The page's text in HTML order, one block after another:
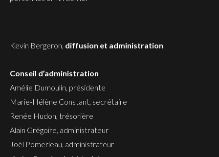
Kevin Bergeron, diffusion et administration
Conseil d’administration
Amélie Dumoulin, présidente
Marie-Hélène Constant, secrétaire
Renée Hudon, trésorière
Alain Grégoire, administrateur
Joël Pomerleau, administrateur